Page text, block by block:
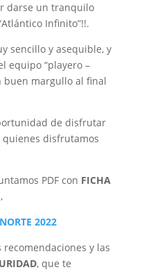
darse un tranquilo
Infinito”!!.
sencillo y asequible, y
equipo “playero –
buen margullo al final
de disfrutar
disfrutamos
PDF con FICHA
2022
y las
, que te